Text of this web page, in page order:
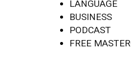
LANGUAGE
BUSINESS
PODCAST
FREE